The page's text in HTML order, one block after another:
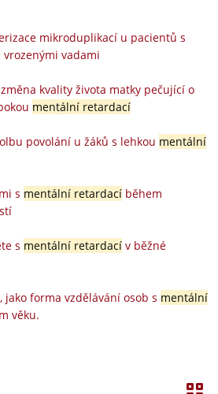
mikroduplikací u pacientů s
vadami
kvality života matky pečující o
mentální retardací
povolání u žáků s lehkou mentální
s mentální retardacíběhem
s mentální retardacív běžné
forma vzdělávání osob s mentální
věku.